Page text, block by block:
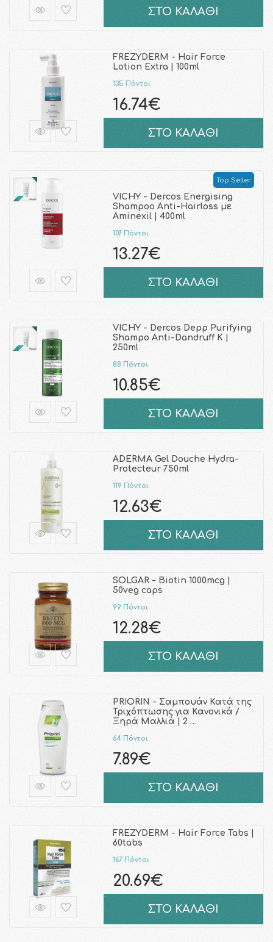
ΣΤΟ ΚΑΛΑΘΙ
FREZYDERM - Hair Force
Lotion Extra | 100ml
135 Πόντοι
16.74€
ΣΤΟ ΚΑΛΑΘΙ
Top Seller
VICHY - Dercos Energising
Shampoo Anti-Ηairloss με
Aminexil | 400ml
107 Πόντοι
13.27€
ΣΤΟ ΚΑΛΑΘΙ
VICHY - Dercos Depp Purifying
Shampo Anti-Dandruff K |
250ml
88 Πόντοι
10.85€
ΣΤΟ ΚΑΛΑΘΙ
ADERMA Gel Douche Hydra-
Protecteur 750ml
119 Πόντοι
12.63€
ΣΤΟ ΚΑΛΑΘΙ
SOLGAR - Biotin 1000mcg |
50veg caps
99 Πόντοι
12.28€
ΣΤΟ ΚΑΛΑΘΙ
PRIORIN - Σαμπουάν Κατά της
Τριχόπτωσης για Κανονικά /
Ξηρά Μαλλιά | 2 …
64 Πόντοι
7.89€
ΣΤΟ ΚΑΛΑΘΙ
FREZYDERM - Hair Force Tabs |
60tabs
167 Πόντοι
20.69€
ΣΤΟ ΚΑΛΑΘΙ